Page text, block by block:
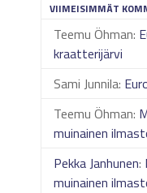
VIIMEISIMMÄT
Teemu Öhman:
kraatterijärvi
Sami Junnila:
Teemu Öhman:
muinainen
Pekka Janhunen:
muinainen